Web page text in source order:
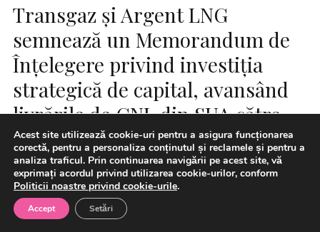
Transgaz și Argent LNG
semnează un Memorandum de
Înțelegere privind investiția
strategică de capital, avansând
livrările de GNL din SUA către
România și regiune
Acest site utilizează cookie-uri pentru a asigura funcționarea
corectă, pentru a personaliza conținutul și reclamele și pentru a
analiza traficul. Prin continuarea navigării pe acest site, vă
exprimați acordul privind utilizarea cookie-urilor, conform
Politicii noastre privind cookie-urile.
Accept Setări